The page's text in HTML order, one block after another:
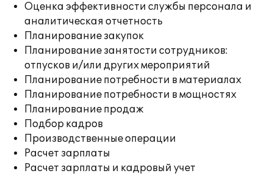
Оценка эффективности службы персонала и
аналитическая отчетность
Планирование закупок
Планирование занятости сотрудников:
отпусков и/или других мероприятий
Планирование потребности в материалах
Планирование потребности в мощностях
Планирование продаж
Подбор кадров
Производственные операции
Расчет зарплаты
Расчет зарплаты и кадровый учет